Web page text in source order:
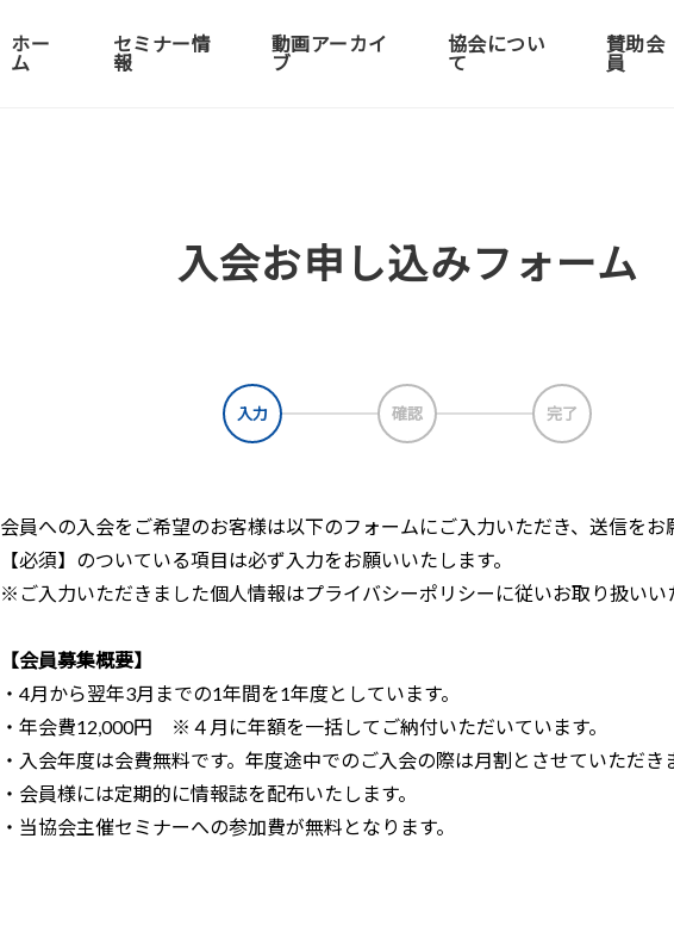
ホー
ム
セミナー情
報
動画アーカイ
ブ
協会につい
て
賛助会
員
入会お申し込みフォーム
入力 確認 完了
会員への入会をご希望のお客様は以下のフォームにご入力いただき、送信をお
【必須】のついている項目は必ず入力をお願いいたします。
※ご入力いただきました個人情報はプライバシーポリシーに従いお取り扱いい
【会員募集概要】
・4月から翌年3月までの1年間を1年度としています。
・年会費12,000円 ※４月に年額を一括してご納付いただいています。
・入会年度は会費無料です。年度途中でのご入会の際は月割とさせていただき
・会員様には定期的に情報誌を配布いたします。
・当協会主催セミナーへの参加費が無料となります。